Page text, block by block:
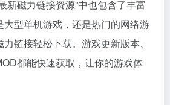
新磁力链接资源”中也包含了丰富
大型单机游戏，还是热门的网络游
链接轻松下载。游戏更新版本、
都能快速获取，让你的游戏体